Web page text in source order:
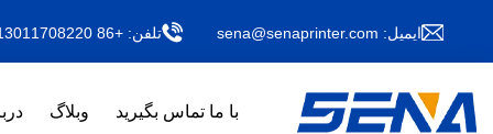
ایمیل: sena@senaprinter.com تلفن: +86 13011708220
وبلاگ با ما تماس بگیرید